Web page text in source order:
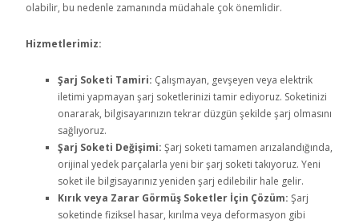
olabilir, bu nedenle zamanında müdahale çok önemlidir.
Hizmetlerimiz:
Şarj Soketi Tamiri: Çalışmayan, gevşeyen veya elektrik
iletimi yapmayan şarj soketlerinizi tamir ediyoruz. Soketinizi
onararak, bilgisayarınızın tekrar düzgün şekilde şarj olmasını
sağlıyoruz.
Şarj Soketi Değişimi: Şarj soketi tamamen arızalandığında,
orijinal yedek parçalarla yeni bir şarj soketi takıyoruz. Yeni
soket ile bilgisayarınız yeniden şarj edilebilir hale gelir.
Kırık veya Zarar Görmüş Soketler İçin Çözüm: Şarj
soketinde fiziksel hasar, kırılma veya deformasyon gibi